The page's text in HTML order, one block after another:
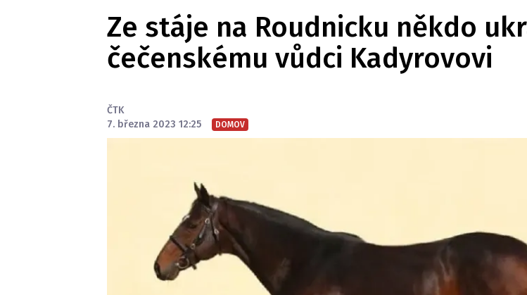
Ze stáje na Roudnicku někdo
čečenskému vůdci Kadyrovovi
ČTK
7. března 2023 12:25
DOMOV